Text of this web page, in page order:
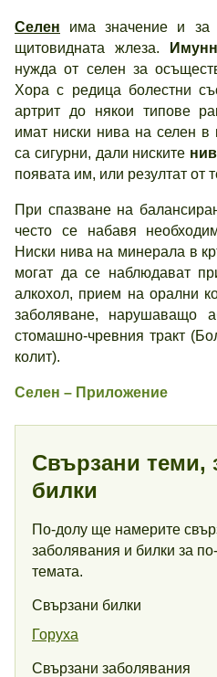
Селен има значение и за
щитовидната жлеза.
нужда от селен за
Хора с редица болестни
артрит до някои типове
имат ниски нива на селен в
са сигурни, дали ниските
появата им, или резултат от
При спазване на
често се набавя
Ниски нива на минерала в
могат да се наблюдават
алкохол, прием на орални
заболяване, нарушаващо
стомашно-чревния тракт
колит).
Селен – Приложение
Свързани теми,
билки
По-долу ще намерите
заболявания и билки за
темата.
Свързани билки
Горуха
Свързани заболявания